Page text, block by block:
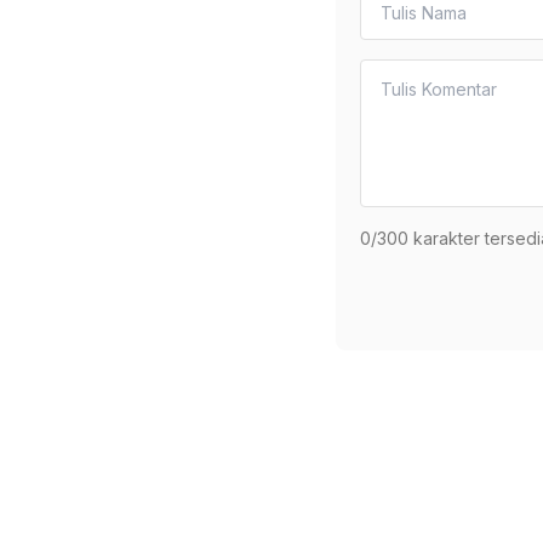
0/300 karakter